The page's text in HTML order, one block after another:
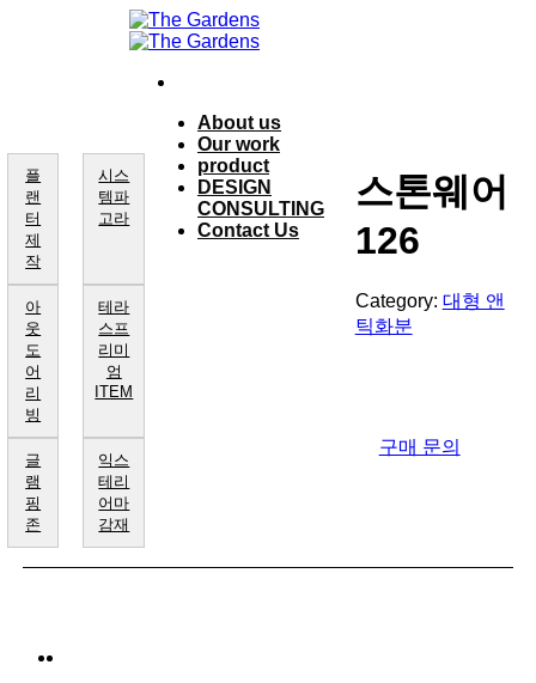
About us
Our work
product
DESIGN
CONSULTING
Contact Us
플
랜
터
제
작
시스
템파
고라
아
웃
도
어
리
빙
테라
스프
리미
엄
ITEM
글
램
핑
존
익스
테리
어마
감재
스톤웨어
126
Category: 대형 앤
틱화분
구매 문의